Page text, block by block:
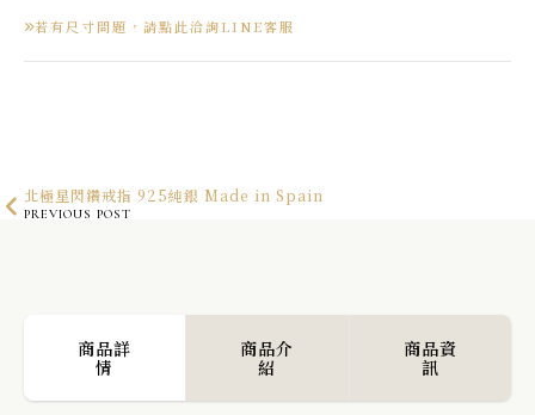
若有尺寸問題，請點此洽詢LINE客服
北極星閃鑽戒指 925純銀 Made in Spain
PREVIOUS POST
商品詳
情
商品介
紹
商品資
訊